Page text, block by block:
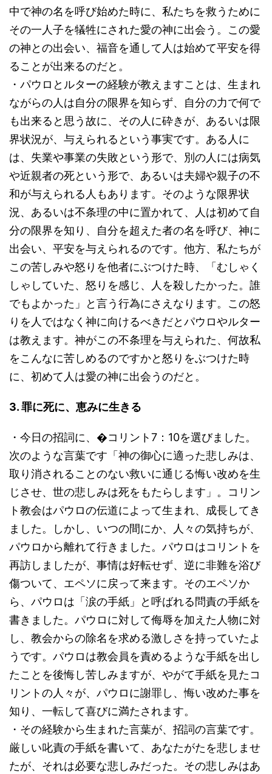
中で神の名を呼び始めた時に、私たちを救うために
その一人子を犠牲にされた愛の神に出会う。この愛
の神との出会い、福音を通して人は始めて平安を得
ることが出来るのだと。
・パウロとルターの経験が教えますことは、生まれ
ながらの人は自分の限界を知らず、自分の力で何で
も出来ると思う故に、その人に砕きが、あるいは限
界状況が、与えられるという事実です。ある人に
は、失業や事業の失敗という形で、別の人には病気
や近親者の死という形で、あるいは夫婦や親子の不
和が与えられる人もあります。そのような限界状
況、あるいは不条理の中に置かれて、人は初めて自
分の限界を知り、自分を超えた者の名を呼び、神に
出会い、平安を与えられるのです。他方、私たちが
この苦しみや怒りを他者にぶつけた時、「むしゃく
しゃしていた、怒りを感じ、人を殺したかった。誰
でもよかった」と言う行為にさえなります。この怒
りを人ではなく神に向けるべきだとパウロやルター
は教えます。神がこの不条理を与えられた、何故私
をこんなに苦しめるのですかと怒りをぶつけた時
に、初めて人は愛の神に出会うのだと。
3. 罪に死に、恵みに生きる
・今日の招詞に、�コリント7：10を選びました。
次のような言葉です「神の御心に適った悲しみは、
取り消されることのない救いに通じる悔い改めを生
じさせ、世の悲しみは死をもたらします」。コリン
ト教会はパウロの伝道によって生まれ、成長してき
ました。しかし、いつの間にか、人々の気持ちが、
パウロから離れて行きました。パウロはコリントを
再訪しましたが、事情は好転せず、逆に非難を浴び
傷ついて、エペソに戻って来ます。そのエペソか
ら、パウロは「涙の手紙」と呼ばれる問責の手紙を
書きました。パウロに対して侮辱を加えた人物に対
し、教会からの除名を求める激しさを持っていたよ
うです。パウロは教会員を責めるような手紙を出し
たことを後悔し苦しみますが、やがて手紙を見たコ
リントの人々が、パウロに謝罪し、悔い改めた事を
知り、一転して喜びに満たされます。
・その経験から生まれた言葉が、招詞の言葉です。
厳しい叱責の手紙を書いて、あなたがたを悲しませ
たが、それは必要な悲しみだった。その悲しみはあ